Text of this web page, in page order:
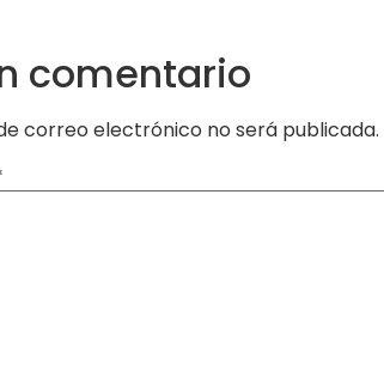
comentario
correo electrónico no será publicada.